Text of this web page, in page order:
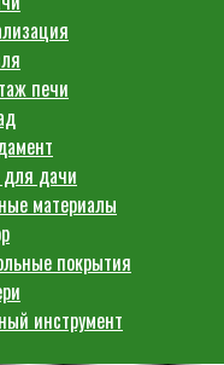
печи
для дачи
материалы
покрытия
инструмент